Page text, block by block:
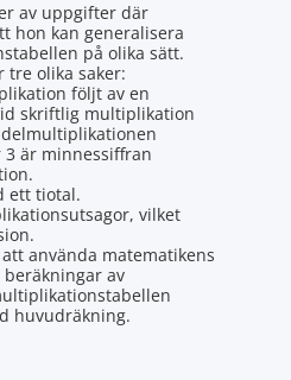
av uppgifter där
hon kan generalisera
på olika sätt.
tre olika saker:
följt av en
skriftlig multiplikation
delmultiplikationen
3 är minnessiffran
ett tiotal.
vilket
använda matematikens
av
huvudräkning.